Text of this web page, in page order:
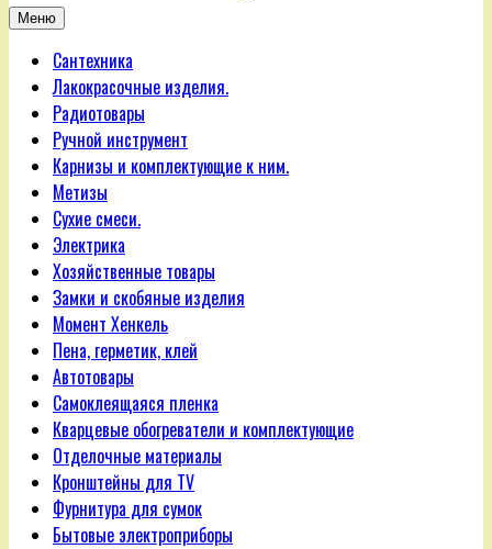
Меню
Сантехника
Лакокрасочные изделия.
Радиотовары
Ручной инструмент
Карнизы и комплектующие к ним.
Метизы
Сухие смеси.
Электрика
Хозяйственные товары
Замки и скобяные изделия
Момент Хенкель
Пена, герметик, клей
Автотовары
Самоклеящаяся пленка
Кварцевые обогреватели и комплектующие
Отделочные материалы
Кронштейны для TV
Фурнитура для сумок
Бытовые электроприборы